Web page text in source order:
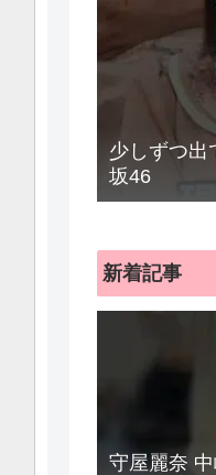
少しずつ
坂46
新着記事
守屋麗奈